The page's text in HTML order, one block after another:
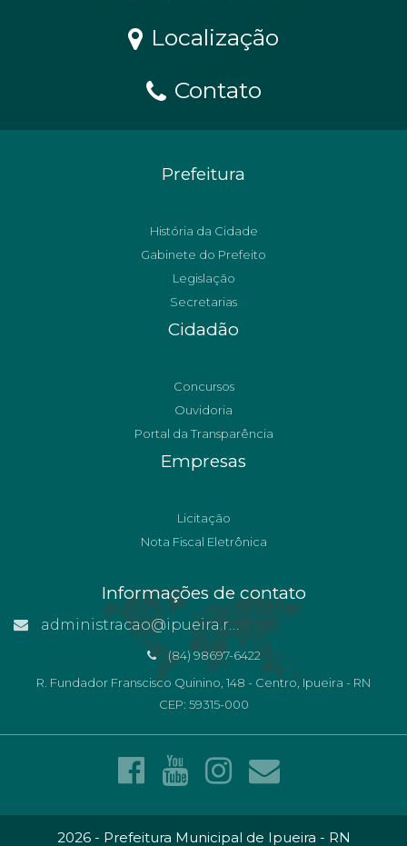
Localização
Contato
Prefeitura
História da Cidade
Gabinete do Prefeito
Legislação
Secretarias
Cidadão
Concursos
Ouvidoria
Portal da Transparência
Empresas
Licitação
Nota Fiscal Eletrônica
Informações de contato
administracao@ipueira.rn.gov.br
(84) 98697-6422
R. Fundador Franscisco Quinino, 148 - Centro, Ipueira - RN
CEP: 59315-000
2026 - Prefeitura Municipal de Ipueira - RN